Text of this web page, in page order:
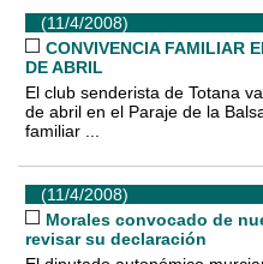
(11/4/2008)
CONVIVENCIA FAMILIAR
DE ABRIL
El club senderista de Totana
de abril en el Paraje de la
familiar ...
(11/4/2008)
Morales convocado de
revisar su declaración